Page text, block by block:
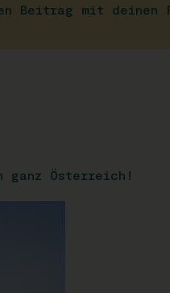
Beitrag mit deinen
ganz Österreich!